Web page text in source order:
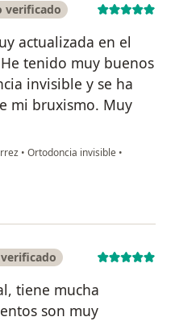
verificado
actualizada en el
tenido muy buenos
invisible y se ha
mi bruxismo. Muy
• Ortodoncia invisible •
tiene mucha
son muy